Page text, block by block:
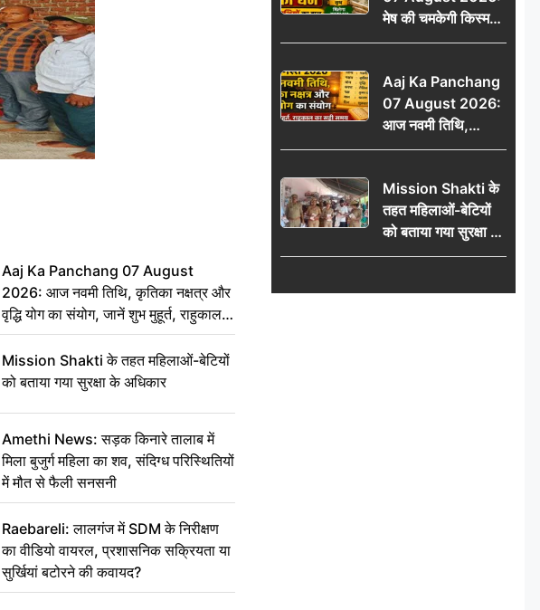
Aaj Ka Panchang 07 August
2026: आज नवमी तिथि, कृतिका नक्षत्र और
वृद्धि योग का संयोग, जानें शुभ मुहूर्त, राहुकाल
का सही समय
Mission Shakti के तहत महिलाओं-बेटियों
को बताया गया सुरक्षा के अधिकार
Amethi News: सड़क किनारे तालाब में
मिला बुजुर्ग महिला का शव, संदिग्ध परिस्थितियों
में मौत से फैली सनसनी
Raebareli: लालगंज में SDM के निरीक्षण
का वीडियो वायरल, प्रशासनिक सक्रियता या
सुर्खियां बटोरने की कवायद?
मेष की चमकेगी किस्मत,
वृष को मिलेगा अटका
हाल
Aaj Ka Panchang
07 August 2026:
आज नवमी तिथि,
कृतिका नक्षत्र और वृद्धि
मुहूर्त, राहुकाल का सही
समय
Mission Shakti के
तहत महिलाओं-बेटियों
को बताया गया सुरक्षा के
अधिकार